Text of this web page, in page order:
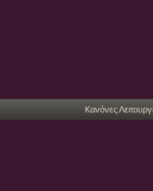
Κανόνες